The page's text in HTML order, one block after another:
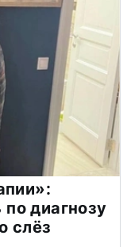
диагнозу
слёз